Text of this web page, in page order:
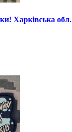
Харківська обл.